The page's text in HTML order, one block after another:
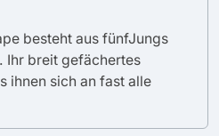
besteht aus fünfJungs
Ihr breit gefächertes
ihnen sich an fast alle